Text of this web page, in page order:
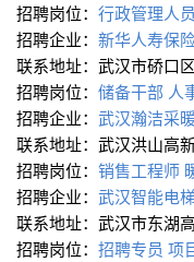
招聘岗位： 行政管理人员
招聘企业： 新华人寿保
联系地址：武汉市硚口
招聘岗位： 储备干部 人
招聘企业： 武汉瀚洁采
联系地址：武汉洪山高
招聘岗位： 销售工程师
招聘企业： 武汉智能电
联系地址：武汉市东湖
招聘岗位： 招聘专员 项